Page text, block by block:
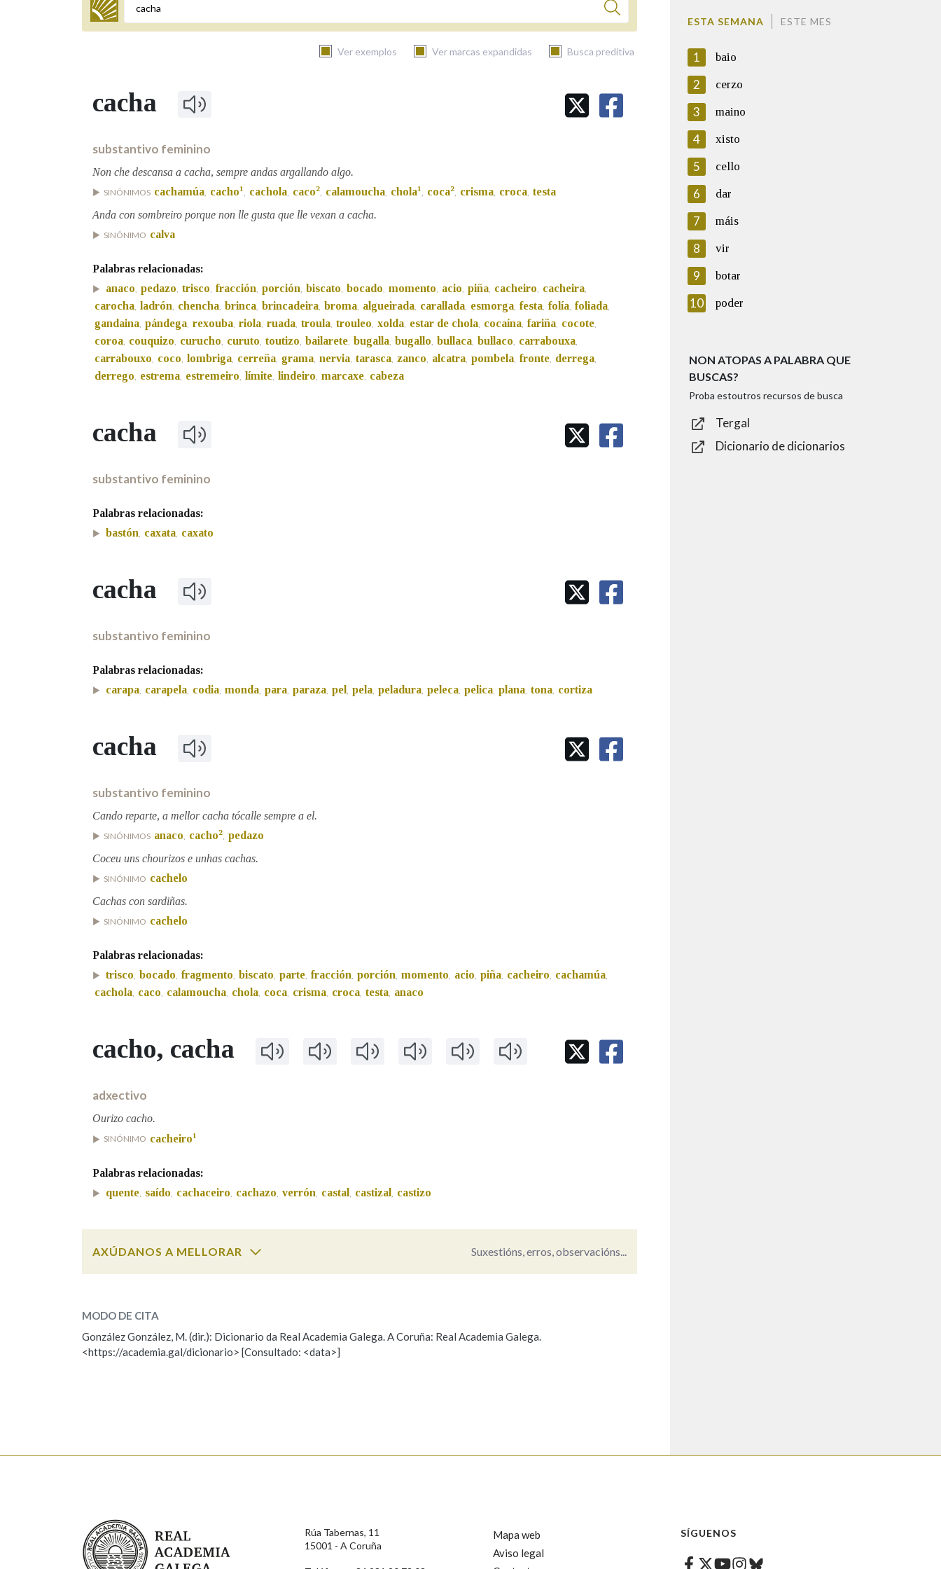
Termo a buscar
Ver exemplos Ver marcas expandidas Busca preditiva
BUSCAR NOS LEMAS
Remata por Nos exemplos
OUTRAS OPCIÓNS DE BUSCA
Marcas gramaticais Pertence a
cacha
substantivo feminino
Non che descansa a cacha, sempre andas argallando algo.
SINÓNIMOS cachamúa, cacho1, cachola, caco2, calamoucha, chola1, coca2, crisma, croca, testa
Anda con sombreiro porque non lle gusta que lle vexan a cacha.
SINÓNIMO calva
Palabras relacionadas:
anaco, pedazo, trisco, fracción, porción, biscato, bocado, momento, acio, piña, cacheiro, cacheira,
carocha, ladrón, chencha, brinca, brincadeira, broma, algueirada, carallada, esmorga, festa, folía, foliada,
gandaina, pándega, rexouba, riola, ruada, troula, trouleo, xolda, estar de chola, cocaína, fariña, cocote,
coroa, couquizo, curucho, curuto, toutizo, bailarete, bugalla, bugallo, bullaca, bullaco, carrabouxa,
carrabouxo, coco, lombriga, cerreña, grama, nervia, tarasca, zanco, alcatra, pombela, fronte, derrega,
derrego, estrema, estremeiro, límite, lindeiro, marcaxe, cabeza
cacha
substantivo feminino
Palabras relacionadas:
bastón, caxata, caxato
cacha
substantivo feminino
Palabras relacionadas:
carapa, carapela, codia, monda, para, paraza, pel , pela, peladura, peleca, pelica, plana, tona, cortiza
cacha
substantivo feminino
Cando reparte, a mellor cacha tócalle sempre a el.
SINÓNIMOS anaco, cacho2, pedazo
Coceu uns chourizos e unhas cachas.
SINÓNIMO cachelo
Cachas con sardiñas.
SINÓNIMO cachelo
Palabras relacionadas:
trisco, bocado, fragmento, biscato, parte, fracción, porción, momento, acio, piña, cacheiro, cachamúa,
cachola, caco, calamoucha, chola, coca, crisma, croca, testa, anaco
cacho, cacha
adxectivo
Ourizo cacho.
SINÓNIMO cacheiro1
Palabras relacionadas:
quente saído cachaceiro cachazo verrón castal castizal castizo
AXÚDANOS A MELLORAR Suxestións, erros, observacións...
cacha (cabeza)
cacha (cachaba)
cacha (nádega, mango ou casca)
Nome Apelidos
MODO DE CITA
González González, M. (dir.): Dicionario da Real Academia Galega. A Coruña: Real Academia Galega.
<https://academia.gal/dicionario> [Consultado: <data>]
ESTA SEMANA ESTE MES
1 baio
2 cerzo
3 maino
4 xisto
5 cello
6 dar
7 máis
8 vir
9 botar
10 poder
NON ATOPAS A PALABRA QUE
BUSCAS?
Proba estoutros recursos de busca
Tergal
Dicionario de dicionarios
Real Academia Galega
Rúa Tabernas, 11
15001 - A Coruña
Mapa web
Aviso legal
SÍGUENOS
Facebook
Twitter
Youtube
Instagram
Bluesky